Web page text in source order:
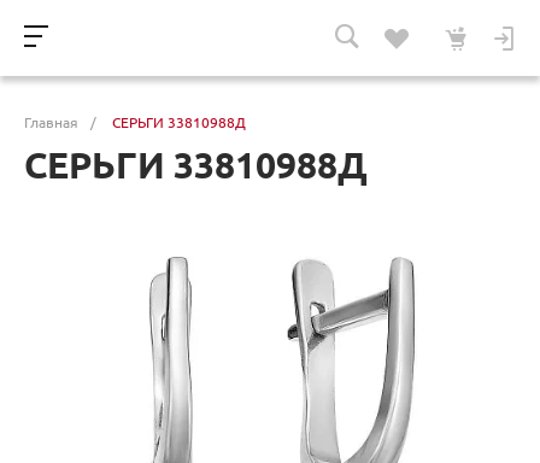
Главная / СЕРЬГИ 33810988Д
СЕРЬГИ 33810988Д